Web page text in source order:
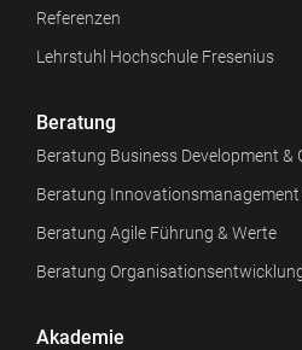
Referenzen
Lehrstuhl Hochschule Fresenius
Beratung
Beratung Business Development &
Beratung Innovationsmanagement
Beratung Agile Führung & Werte
Beratung
Akademie